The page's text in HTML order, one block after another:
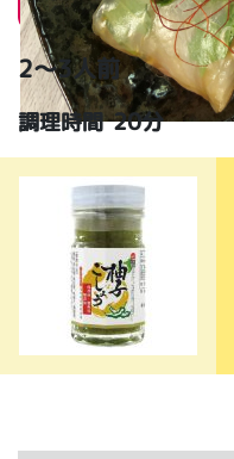
2～3人前
調理時間 20分